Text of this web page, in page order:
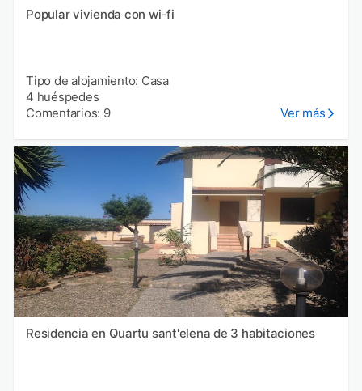
Popular vivienda con wi-fi
Tipo de alojamiento: Casa
4 huéspedes
Comentarios: 9
Ver más
Residencia en Quartu sant'elena de 3 habitaciones